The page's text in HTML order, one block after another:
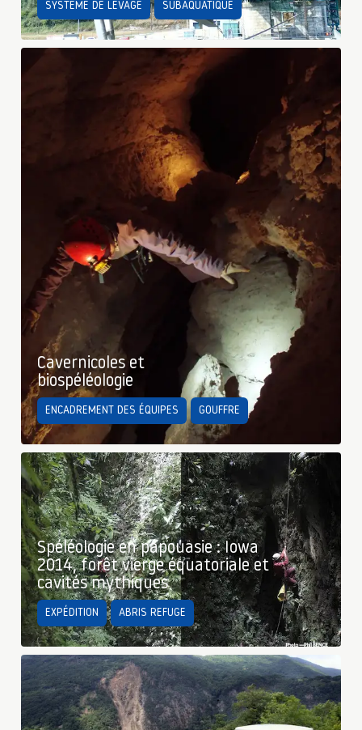
SYSTÈME DE LEVAGE SUBAQUATIQUE
Cavernicoles et
biospéléologie
ENCADREMENT DES ÉQUIPES GOUFFRE
Spéléologie en papouasie : Iowa
2014, forêt vierge équatoriale et
cavités mythiques
EXPÉDITION ABRIS REFUGE